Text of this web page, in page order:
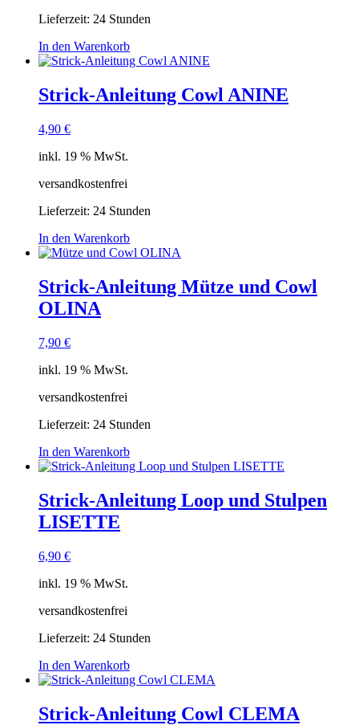
Lieferzeit: 24 Stunden
In den Warenkorb
Strick-Anleitung Cowl ANINE
4,90 €
inkl. 19 % MwSt.
versandkostenfrei
Lieferzeit: 24 Stunden
In den Warenkorb
Strick-Anleitung Mütze und Cowl
OLINA
7,90 €
inkl. 19 % MwSt.
versandkostenfrei
Lieferzeit: 24 Stunden
In den Warenkorb
Strick-Anleitung Loop und Stulpen
LISETTE
6,90 €
inkl. 19 % MwSt.
versandkostenfrei
Lieferzeit: 24 Stunden
In den Warenkorb
Strick-Anleitung Cowl CLEMA